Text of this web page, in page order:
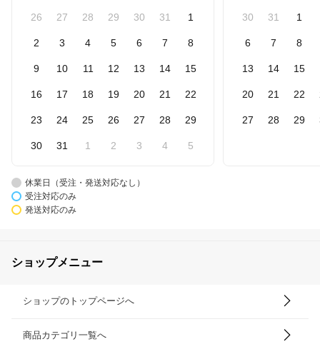
26 27 28 29 30 31 1
2 3 4 5 6 7 8
9 10 11 12 13 14 15
16 17 18 19 20 21 22
23 24 25 26 27 28 29
30 31 1 2 3 4 5
30 31 1
6 7 8
13 14 15
20 21 22
27 28 29
休業日（受注・発送対応なし）
受注対応のみ
発送対応のみ
ショップメニュー
ショップのトップページへ
商品カテゴリ一覧へ